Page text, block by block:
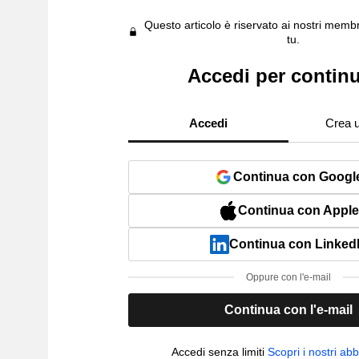
Questo articolo è riservato ai nostri
tu.
Accedi per
Accedi Crea
Continua con
Continua con Apple
Continua con
Oppure con l'e-mail
Continua con l'e-mail
Accedi senza limiti Scopri i nostri